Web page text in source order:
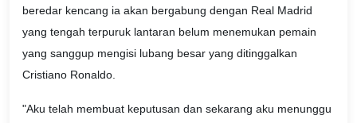
beredar kencang ia akan bergabung dengan Real Madrid
yang tengah terpuruk lantaran belum menemukan pemain
yang sanggup mengisi lubang besar yang ditinggalkan
Cristiano Ronaldo.
"Aku telah membuat keputusan dan sekarang aku menunggu